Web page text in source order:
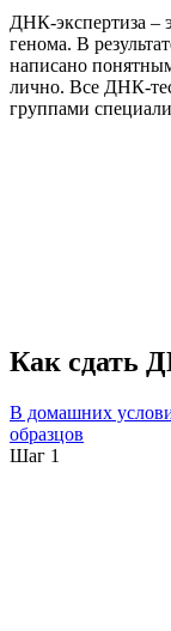
ДНК-экспертиза –
генома. В
написано
лично. Все ДНК-
группами
Как сдать
В домашних
образцов
Шаг 1